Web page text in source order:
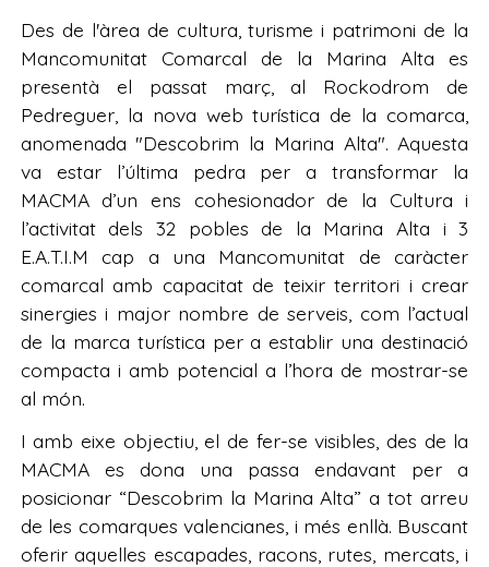
Des de l'àrea de cultura, turisme i patrimoni de la
Mancomunitat Comarcal de la Marina Alta es
presentà el passat març, al Rockodrom de
Pedreguer, la nova web turística de la comarca,
anomenada "Descobrim la Marina Alta". Aquesta
va estar l’última pedra per a transformar la
MACMA d’un ens cohesionador de la Cultura i
l’activitat dels 32 pobles de la Marina Alta i 3
E.A.T.I.M cap a una Mancomunitat de caràcter
comarcal amb capacitat de teixir territori i crear
sinergies i major nombre de serveis, com l’actual
de la marca turística per a establir una destinació
compacta i amb potencial a l’hora de mostrar-se
al món.
I amb eixe objectiu, el de fer-se visibles, des de la
MACMA es dona una passa endavant per a
posicionar “Descobrim la Marina Alta” a tot arreu
de les comarques valencianes, i més enllà. Buscant
oferir aquelles escapades, racons, rutes, mercats, i